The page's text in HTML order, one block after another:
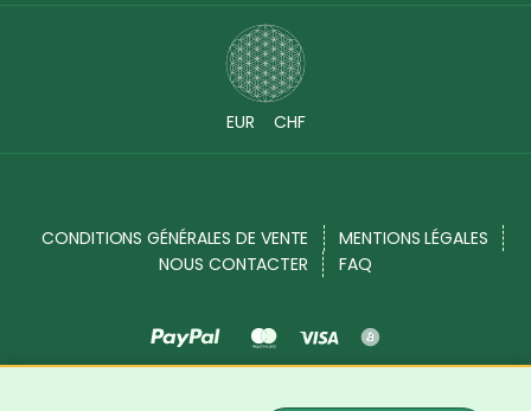
EUR CHF
CONDITIONS GÉNÉRALES DE VENTE
MENTIONS LÉGALES
NOUS CONTACTER
FAQ
Source Shop © 2017 - 2026. Tous droits réservés